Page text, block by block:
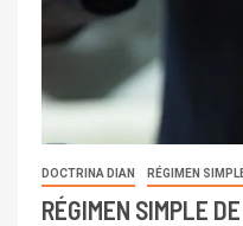
DOCTRINA DIAN RÉGIMEN
RÉGIMEN SIMPLE